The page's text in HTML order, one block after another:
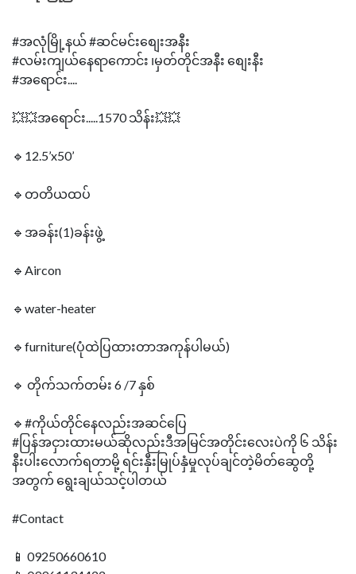
#အလုံမြို့နယ် #ဆင်မင်းစျေးအနီး
#လမ်းကျယ်နေရာကောင်း ၊မှတ်တိုင်အနီး စျေးနီး
#အရောင်း....
💥💥အရောင်း.....1570 သိန်း💥💥
🔹12.5’x50’
🔹တတိယထပ်
🔹အခန်း(1)ခန်းဖွဲ့
🔹Aircon
🔹water-heater
🔹furniture(ပုံထဲပြထားတာအကုန်ပါမယ်)
🔹 တိုက်သက်တမ်း 6 /7 နှစ်
🔹#ကိုယ်တိုင်နေလည်းအဆင်ပြေ
#ပြန်အငှားထားမယ်ဆိုလည်းဒီအမြင်အတိုင်းလေးပဲကို ၆ သိန်း
နီးပါးလောက်ရတာမို့ ရင်းနှီးမြုပ်နှံမှုလုပ်ချင်တဲ့မိတ်ဆွေတို့
အတွက် ရွေးချယ်သင့်ပါတယ်
#Contact
📱 09250660610